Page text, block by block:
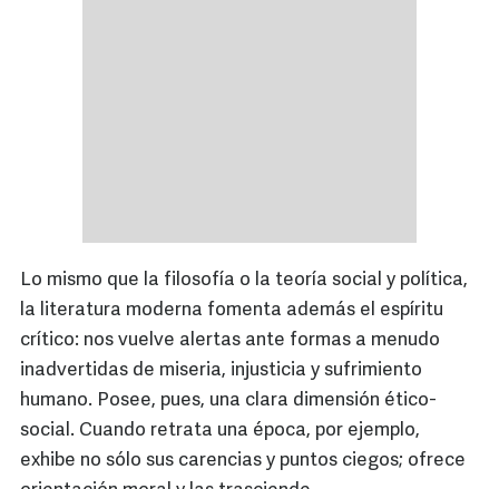
Lo mismo que la filosofía o la teoría social y política,
la literatura moderna fomenta además el espíritu
crítico: nos vuelve alertas ante formas a menudo
inadvertidas de miseria, injusticia y sufrimiento
humano. Posee, pues, una clara dimensión ético-
social. Cuando retrata una época, por ejemplo,
exhibe no sólo sus carencias y puntos ciegos; ofrece